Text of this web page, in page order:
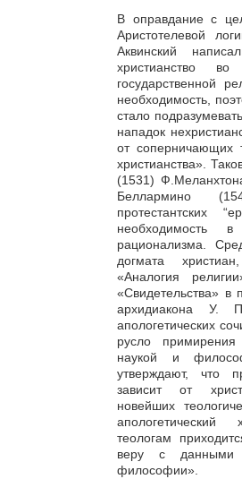
В оправдание с
Аристотелевой
Аквинский
христианство
государственной
необходимость,
стало
нападок
от соперничающих
христианства».
(1531)
Беллармино
протестантских
необходимость
рационализма.
догмата
«Аналогия
«Свидетельства» в
архидиакона У.
апологетических
русло
наукой и
утверждают, что
зависит от
новейших
апологетический
теологам
веру с данными
философии».